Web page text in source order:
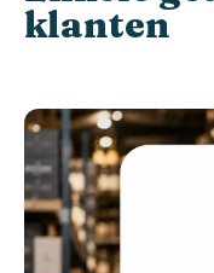
klanten